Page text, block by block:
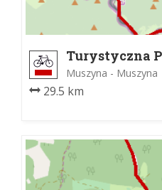
Turystyczna
Muszyna - Muszyna
29.5 km